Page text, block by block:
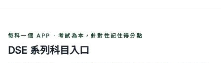
每科一個 APP · 考試為本，針對性記住得分點
DSE 系列科目入口